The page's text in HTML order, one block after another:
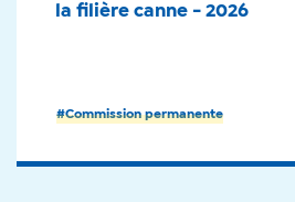
#Commission permanente
la filière canne - 2026